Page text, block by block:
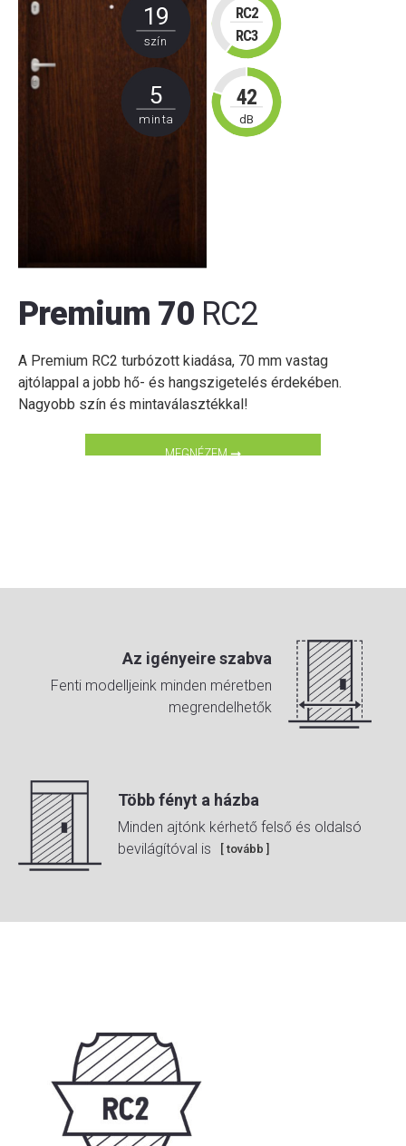
Premium 70 RC2
A Premium RC2 turbózott kiadása, 70 mm vastag
ajtólappal a jobb hő- és hangszigetelés érdekében.
Nagyobb szín és mintaválasztékkal!
MEGNÉZEM ➞
RC2
RC3
42
dB
19
szín
5
minta
Az igényeire szabva
Fenti modelljeink minden méretben
megrendelhetők
Több fényt a házba
Minden ajtónk kérhető felső és oldalsó
bevilágítóval is
[ tovább ]